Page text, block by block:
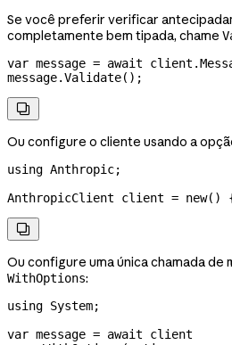
Se você preferir verificar
completamente bem tipada, chame
var message = await client .
message.Validate();

Ou configure o cliente usando a
using Anthropic;
AnthropicClient client = new()

Ou configure uma única chamada de
WithOptions:
using System;
var message = await client